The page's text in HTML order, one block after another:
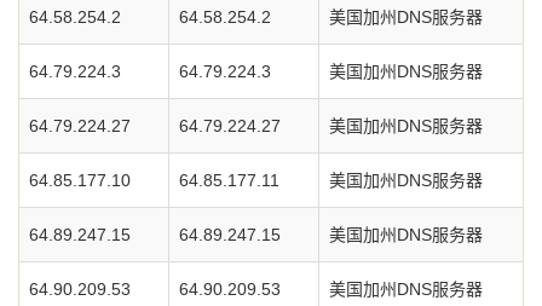
64.58.254.2 64.58.254.2 美国加州DNS服务器
64.79.224.3 64.79.224.3 美国加州DNS服务器
64.79.224.27 64.79.224.27 美国加州DNS服务器
64.85.177.10 64.85.177.11 美国加州DNS服务器
64.89.247.15 64.89.247.15 美国加州DNS服务器
64.90.209.53 64.90.209.53 美国加州DNS服务器